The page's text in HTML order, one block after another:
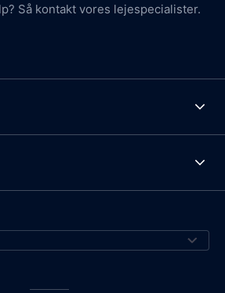
Så kontakt vores lejespecialister.